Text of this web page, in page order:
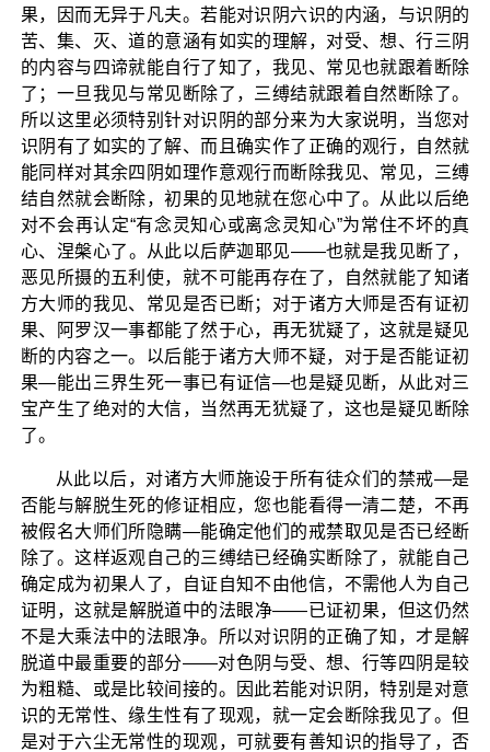
果，因而无异于凡夫。若能对识阴六识的内涵，与识阴的
苦、集、灭、道的意涵有如实的理解，对受、想、行三阴
的内容与四谛就能自行了知了，我见、常见也就跟着断除
了；一旦我见与常见断除了，三缚结就跟着自然断除了。
所以这里必须特别针对识阴的部分来为大家说明，当您对
识阴有了如实的了解、而且确实作了正确的观行，自然就
能同样对其余四阴如理作意观行而断除我见、常见，三缚
结自然就会断除，初果的见地就在您心中了。从此以后绝
对不会再认定“有念灵知心或离念灵知心”为常住不坏的真
心、涅槃心了。从此以后萨迦耶见——也就是我见断了，
恶见所摄的五利使，就不可能再存在了，自然就能了知诸
方大师的我见、常见是否已断；对于诸方大师是否有证初
果、阿罗汉一事都能了然于心，再无犹疑了，这就是疑见
断的内容之一。以后能于诸方大师不疑，对于是否能证初
果—能出三界生死一事已有证信—也是疑见断，从此对三
宝产生了绝对的大信，当然再无犹疑了，这也是疑见断除
了。
从此以后，对诸方大师施设于所有徒众们的禁戒—是
否能与解脱生死的修证相应，您也能看得一清二楚，不再
被假名大师们所隐瞒—能确定他们的戒禁取见是否已经断
除了。这样返观自己的三缚结已经确实断除了，就能自己
确定成为初果人了，自证自知不由他信，不需他人为自己
证明，这就是解脱道中的法眼净——已证初果，但这仍然
不是大乘法中的法眼净。所以对识阴的正确了知，才是解
脱道中最重要的部分——对色阴与受、想、行等四阴是较
为粗糙、或是比较间接的。因此若能对识阴，特别是对意
识的无常性、缘生性有了现观，就一定会断除我见了。但
是对于六尘无常性的现观，可就要有善知识的指导了，否